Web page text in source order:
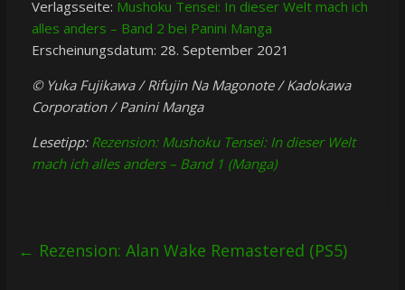
Verlagsseite: Mushoku Tensei: In dieser Welt mach ich
alles anders – Band 2 bei Panini Manga
Erscheinungsdatum: 28. September 2021
© Yuka Fujikawa / Rifujin Na Magonote / Kadokawa
Corporation / Panini Manga
Lesetipp: Rezension: Mushoku Tensei: In dieser Welt
mach ich alles anders – Band 1 (Manga)
← Rezension: Alan Wake Remastered (PS5)